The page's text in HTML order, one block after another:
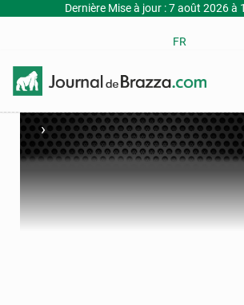
Dernière Mise à jour : 7 août 2026 à
FR
›